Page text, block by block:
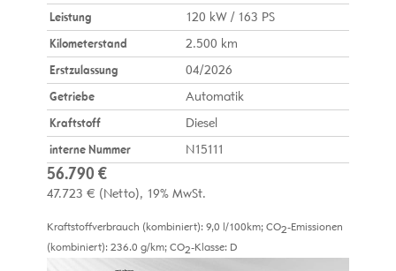
Leistung
120 kW / 163 PS
Kilometerstand
2.500 km
Erstzulassung
04/2026
Getriebe
Automatik
Kraftstoff
Diesel
interne Nummer
N15111
56.790 €
47.723 € (Netto) 19% MwSt.
Kraftstoffverbrauch (kombiniert): 9,0 l/100km; CO2-Emissionen
(kombiniert): 236.0 g/km; CO2-Klasse: D